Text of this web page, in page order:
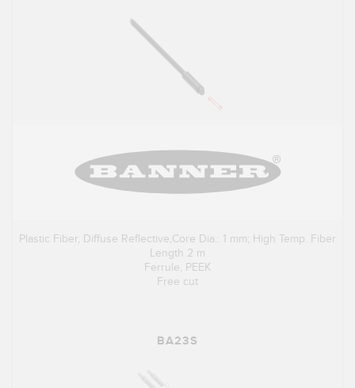
Plastic Fiber, Diffuse Reflective,Core Dia.: 1 mm; High Temp. Fiber
Length 2 m
Ferrule, PEEK
Free cut
BA23S